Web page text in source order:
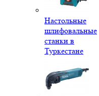
Настольные
шлифовальные
станки в
Туркестане